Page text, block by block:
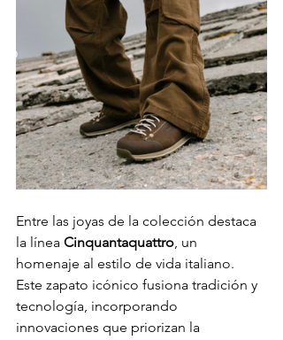
Entre las joyas de la colección destaca
la línea Cinquantaquattro , un
homenaje al estilo de vida italiano.
Este zapato icónico fusiona tradición y
tecnología, incorporando
innovaciones que priorizan la